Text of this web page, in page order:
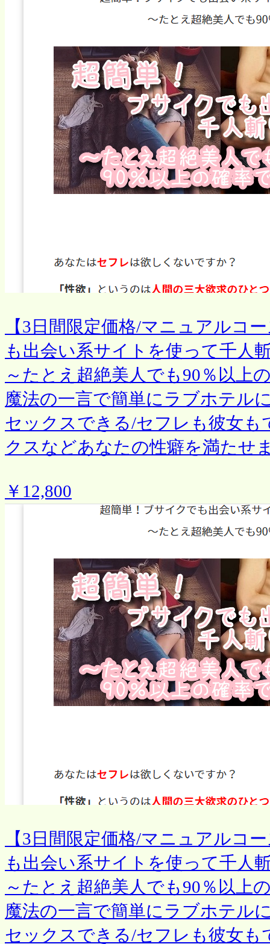
【3日間限定価格/マニュアルコ
も出会い系サイトを使って千人
～たとえ超絶美人でも90％以上
魔法の一言で簡単にラブホテル
セックスできる/セフレも彼女
クスなどあなたの性癖を満たせ
￥12,800
【3日間限定価格/マニュアルコ
も出会い系サイトを使って千人
～たとえ超絶美人でも90％以上
魔法の一言で簡単にラブホテル
セックスできる/セフレも彼女